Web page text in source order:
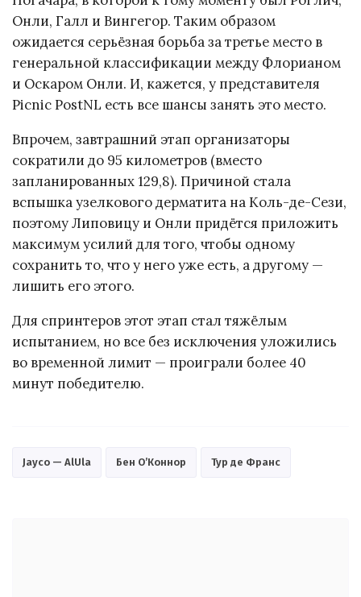
Онли, Галл и Вингегор. Таким образом
ожидается серьёзная борьба за третье место в
генеральной классификации между Флорианом
и Оскаром Онли. И, кажется, у представителя
Picnic PostNL есть все шансы занять это место.
Впрочем, завтрашний этап организаторы
сократили до 95 километров (вместо
запланированных 129,8). Причиной стала
вспышка узелкового дерматита на Коль-де-Сези,
поэтому Липовицу и Онли придётся приложить
максимум усилий для того, чтобы одному
сохранить то, что у него уже есть, а другому —
лишить его этого.
Для спринтеров этот этап стал тяжёлым
испытанием, но все без исключения уложились
во временной лимит — проиграли более 40
минут победителю.
Jayco — AlUla Бен О’Коннор Тур де Франс